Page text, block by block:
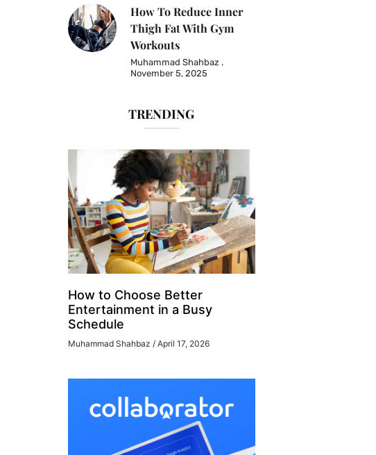
How To Reduce Inner
Thigh Fat With Gym
Workouts
Muhammad Shahbaz
November 5, 2025
TRENDING
How to Choose Better
Entertainment in a Busy
Schedule
Muhammad Shahbaz April 17, 2026